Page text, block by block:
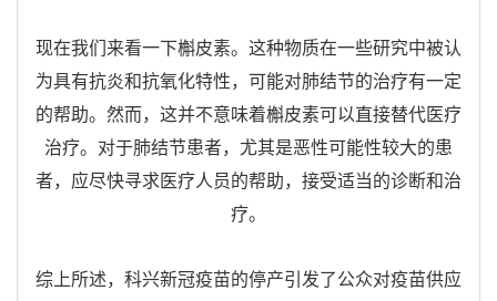
现在我们来看一下槲皮素。这种物质在一些研究中被认
为具有抗炎和抗氧化特性，可能对肺结节的治疗有一定
的帮助。然而，这并不意味着槲皮素可以直接替代医疗
治疗。对于肺结节患者，尤其是恶性可能性较大的患
者，应尽快寻求医疗人员的帮助，接受适当的诊断和治
疗。
综上所述，科兴新冠疫苗的停产引发了公众对疫苗供应